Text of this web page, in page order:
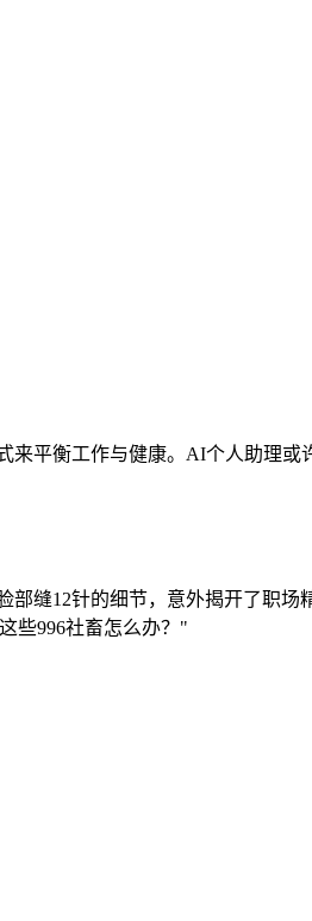
来平衡工作与健康。AI个人助理或
缝12针的细节，意外揭开了职场
些996社畜怎么办？"